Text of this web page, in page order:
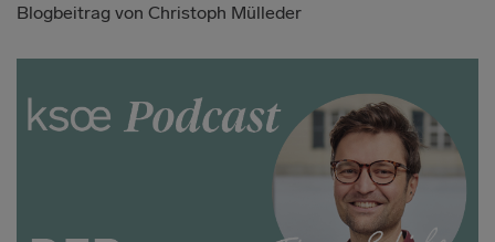
Blogbeitrag von Christoph Mülleder